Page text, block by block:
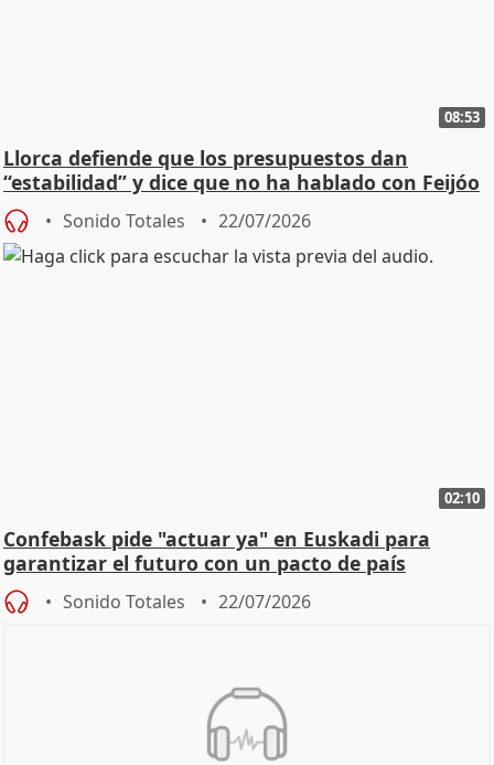
08:53
Llorca defiende que los presupuestos dan
“estabilidad” y dice que no ha hablado con Feijóo
Sonido Totales 22/07/2026
02:10
Confebask pide "actuar ya" en Euskadi para
garantizar el futuro con un pacto de país
Sonido Totales 22/07/2026